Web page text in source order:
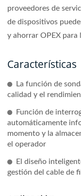
proveedores de
de dispositivos
y ahorrar OPEX para
Características
La función de
calidad y el
Función de
automáticamente
momento y la
el operador
El diseño
gestión del cable de